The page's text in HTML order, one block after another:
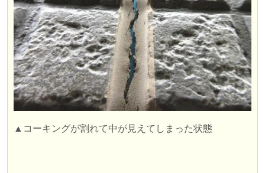
▲コーキングが割れて中が見えてしまった状態